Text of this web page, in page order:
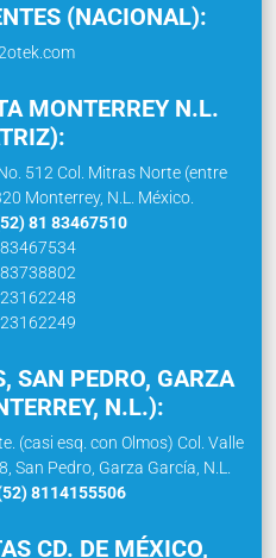
(NACIONAL):
MONTERREY N.L.
512 Col. Mitras Norte (entre
Monterrey, N.L. México.
81 83467510
SAN PEDRO, GARZA
N.L.):
(casi esq. con Olmos) Col. Valle
San Pedro, Garza García, N.L.
8114155506
CD. DE MÉXICO,